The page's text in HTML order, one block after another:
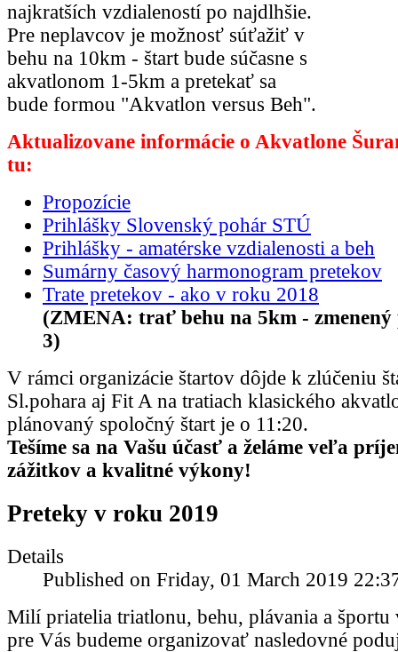
najkratších vzdialeností po najdlhšie.
Pre neplavcov je možnosť súťažiť v
behu na 10km - štart bude súčasne s
akvatlonom 1-5km a pretekať sa
bude formou "Akvatlon versus Beh".
Aktualizovane informácie o Akvatlone
tu:
Propozície
Prihlášky Slovenský pohár STÚ
Prihlášky - amatérske vzdialenosti a beh
Sumárny časový harmonogram pretekov
Trate pretekov - ako v roku 2018
(ZMENA: trať behu na 5km - zmenený
3)
V rámci organizácie štartov dôjde k zlúčeniu
Sl.pohara aj Fit A na tratiach klasického
plánovaný spoločný štart je o 11:20.
Tešíme sa na Vašu účasť a želáme veľa
zážitkov a kvalitné výkony!
Preteky v roku 2019
Details
Published on Friday, 01 March 2019
Milí priatelia triatlonu, behu, plávania a
pre Vás budeme organizovať nasledovné